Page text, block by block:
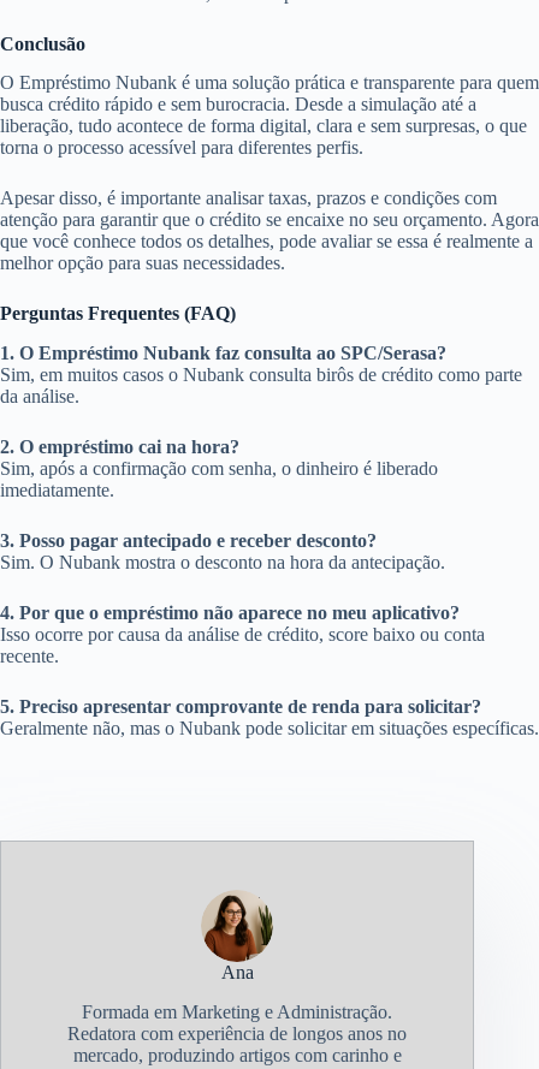
Conclusão
O Empréstimo Nubank é uma solução prática e transparente para quem
busca crédito rápido e sem burocracia. Desde a simulação até a
liberação, tudo acontece de forma digital, clara e sem surpresas, o que
torna o processo acessível para diferentes perfis.
Apesar disso, é importante analisar taxas, prazos e condições com
atenção para garantir que o crédito se encaixe no seu orçamento. Agora
que você conhece todos os detalhes, pode avaliar se essa é realmente a
melhor opção para suas necessidades.
Perguntas Frequentes (FAQ)
1. O Empréstimo Nubank faz consulta ao SPC/Serasa?
Sim, em muitos casos o Nubank consulta birôs de crédito como parte
da análise.
2. O empréstimo cai na hora?
Sim, após a confirmação com senha, o dinheiro é liberado
imediatamente.
3. Posso pagar antecipado e receber desconto?
Sim. O Nubank mostra o desconto na hora da antecipação.
4. Por que o empréstimo não aparece no meu aplicativo?
Isso ocorre por causa da análise de crédito, score baixo ou conta
recente.
5. Preciso apresentar comprovante de renda para solicitar?
Geralmente não, mas o Nubank pode solicitar em situações específicas.
Ana
Formada em Marketing e Administração.
Redatora com experiência de longos anos no
mercado, produzindo artigos com carinho e